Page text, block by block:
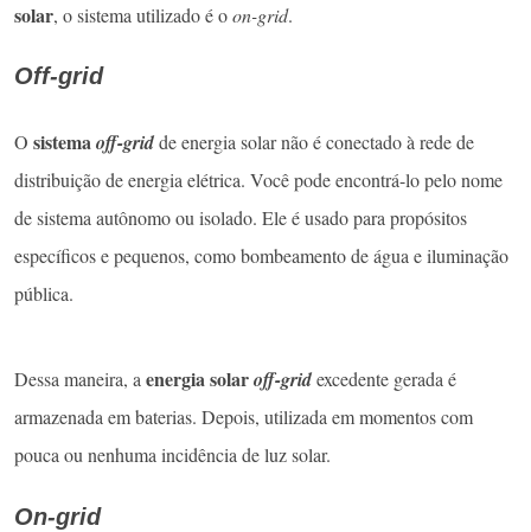
solar, o sistema utilizado é oon-grid.
Off-grid
O sistemaoff-gridde energia solar não é conectado à rede de
distribuição de energia elétrica. Você pode encontrá-lo pelo nome
de sistema autônomo ou isolado. Ele é usado para propósitos
específicos e pequenos, como bombeamento de água e iluminação
pública.
Dessa maneira, aenergia solaroff-gridexcedente gerada é
armazenada em baterias. Depois, utilizada em momentos com
pouca ou nenhuma incidência de luz solar.
On-grid